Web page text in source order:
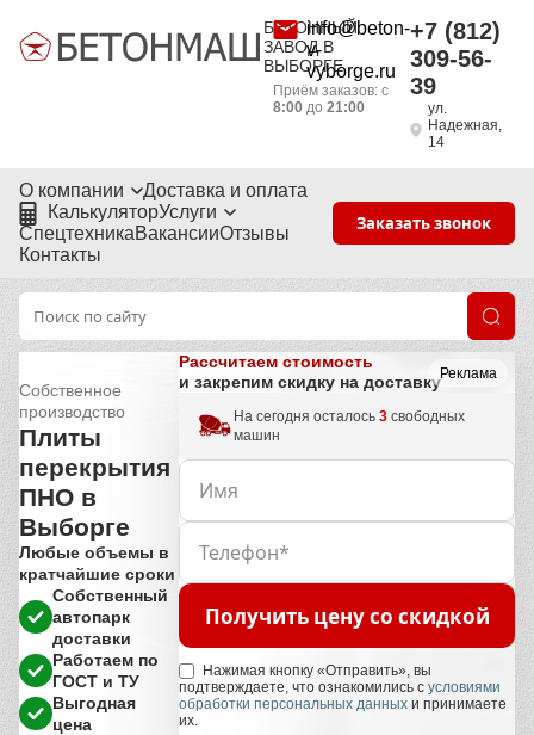
БЕТОННЫЙ
ЗАВОД В
ВЫБОРГЕ
info@beton-
v-
vyborge.ru
Приём заказов: с
8:00до 21:00
+7 (812)
309-56-
39
ул.
Надежная,
14
О компании
Доставка и оплата
КалькуляторУслуги
СпецтехникаВакансииОтзывы
Контакты
Заказать звонок
Реклама
Собственное
производство
Плиты
перекрытия
ПНО в
Выборге
Любые объемы в
кратчайшие сроки
Собственный
автопарк
доставки
Работаем по
ГОСТ и ТУ
Выгодная
цена
Рассчитаем стоимость
и закрепим скидку на доставку
На сегодня осталось3 свободных
машин
Получить цену со скидкой
Нажимая кнопку «Отправить», вы
подтверждаете, что ознакомились сусловиями
обработки персональных данных и принимаете
их.